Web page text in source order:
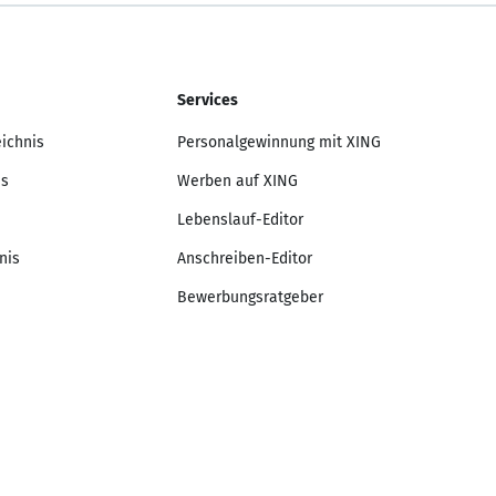
Services
Personalgewinnung mit XING
Werben auf XING
Lebenslauf-Editor
Anschreiben-Editor
Bewerbungsratgeber